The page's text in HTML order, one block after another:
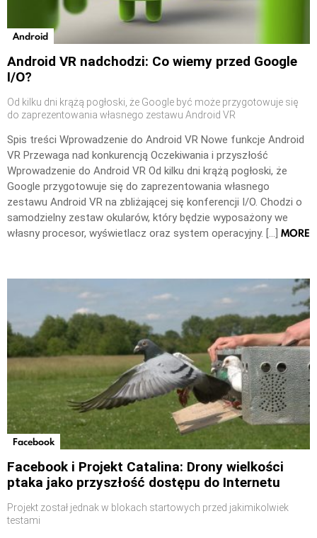
Android
Android VR nadchodzi: Co wiemy przed Google
I/O?
Od kilku dni krążą pogłoski, że Google być może przygotowuje się
do zaprezentowania własnego zestawu Android VR
Spis treści Wprowadzenie do Android VR Nowe funkcje Android
VR Przewaga nad konkurencją Oczekiwania i przyszłość
Wprowadzenie do Android VR Od kilku dni krążą pogłoski, że
Google przygotowuje się do zaprezentowania własnego
zestawu Android VR na zbliżającej się konferencji I/O. Chodzi o
samodzielny zestaw okularów, który będzie wyposażony we
własny procesor, wyświetlacz oraz system operacyjny. […] MORE
Facebook
Facebook i Projekt Catalina: Drony wielkości
ptaka jako przyszłość dostępu do Internetu
Projekt został jednak w blokach startowych przed jakimikolwiek
testami